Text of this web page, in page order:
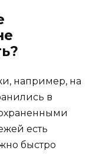
например, на
в
есть
быстро